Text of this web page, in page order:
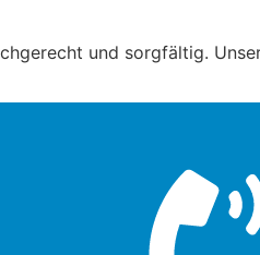
und sorgfältig.